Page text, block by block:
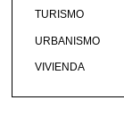
TURISMO
URBANISMO
VIVIENDA